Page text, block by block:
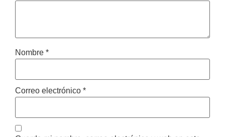
Nombre *
Correo electrónico *